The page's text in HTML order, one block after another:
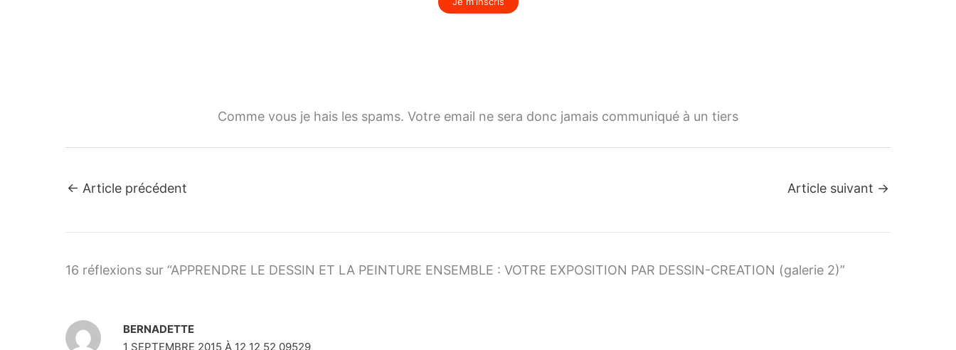
Comme vous je hais les spams. Votre email ne sera donc jamais communiqué à un tiers
← Article précédent Article suivant →
16 réflexions sur “APPRENDRE LE DESSIN ET LA PEINTURE ENSEMBLE : VOTRE EXPOSITION PAR DESSIN-CREATION (galerie 2)”
BERNADETTE
1 SEPTEMBRE 2015 À 12 12 52 09529